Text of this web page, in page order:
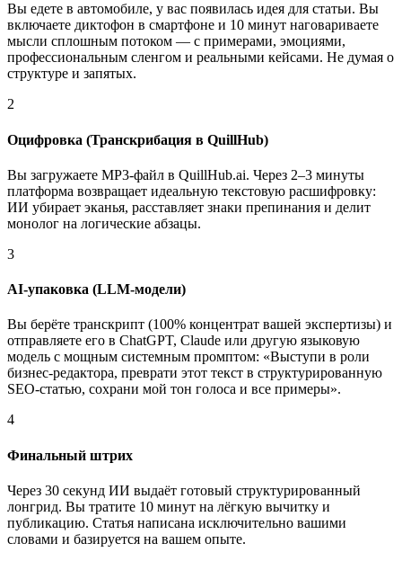
Вы едете в автомобиле, у вас появилась идея для статьи. Вы
включаете диктофон в смартфоне и 10 минут наговариваете
мысли сплошным потоком — с примерами, эмоциями,
профессиональным сленгом и реальными кейсами. Не думая о
структуре и запятых.
2
Оцифровка (Транскрибация в QuillHub)
Вы загружаете MP3-файл в QuillHub.ai. Через 2–3 минуты
платформа возвращает идеальную текстовую расшифровку:
ИИ убирает эканья, расставляет знаки препинания и делит
монолог на логические абзацы.
3
AI-упаковка (LLM-модели)
Вы берёте транскрипт (100% концентрат вашей экспертизы) и
отправляете его в ChatGPT, Claude или другую языковую
модель с мощным системным промптом: «Выступи в роли
бизнес-редактора, преврати этот текст в структурированную
SEO-статью, сохрани мой тон голоса и все примеры».
4
Финальный штрих
Через 30 секунд ИИ выдаёт готовый структурированный
лонгрид. Вы тратите 10 минут на лёгкую вычитку и
публикацию. Статья написана исключительно вашими
словами и базируется на вашем опыте.